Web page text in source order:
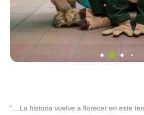
“…La historia vuelve a florecer en este